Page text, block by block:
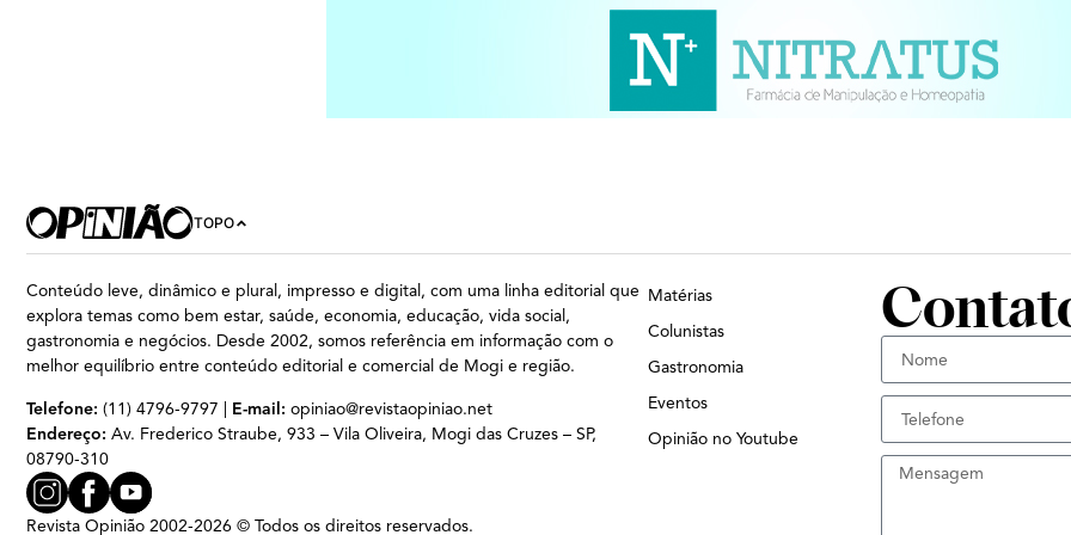
TOPO
Conteúdo leve, dinâmico e plural, impresso e digital, com uma linha editorial que
explora temas como bem estar, saúde, economia, educação, vida social,
gastronomia e negócios. Desde 2002, somos referência em informação com o
melhor equilíbrio entre conteúdo editorial e comercial de Mogi e região.
Telefone: (11) 4796-9797 | E-mail: opiniao@revistaopiniao.net
Endereço: Av. Frederico Straube, 933 – Vila Oliveira, Mogi das Cruzes – SP,
08790-310
Revista Opinião 2002-2026 © Todos os direitos reservados.
Matérias
Colunistas
Gastronomia
Eventos
Opinião no Youtube